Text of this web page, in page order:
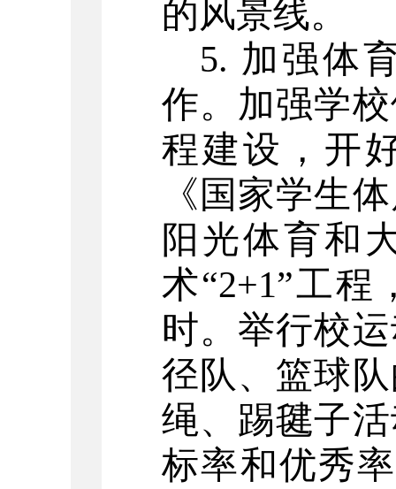
的风景线。
5. 加强体
作。加强学
程建设，开
《国家学生
阳光体育和
术“2+1”工
时。举行校
径队、篮球
绳、踢毽子
标率和优秀